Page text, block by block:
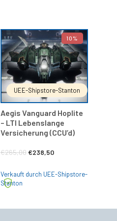
10%
UEE-Shipstore-Stanton
Aegis Vanguard Hoplite
– LTI Lebenslange
Versicherung (CCU’d)
€265,00 Ursprünglicher
€238,50
IN DEN WARENKORB
Verkauft durch UEE-Shipstore-
Stanton